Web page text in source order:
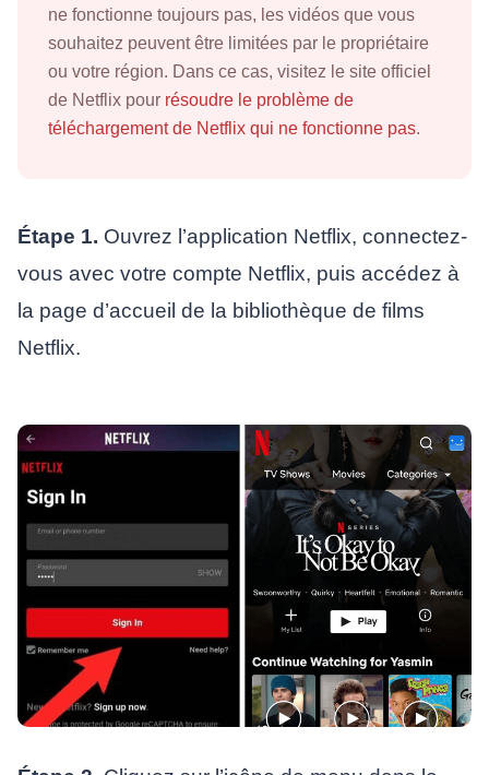
ne fonctionne toujours pas, les vidéos que vous
souhaitez peuvent être limitées par le propriétaire
ou votre région. Dans ce cas, visitez le site officiel
de Netflix pour résoudre le problème de
téléchargement de Netflix qui ne fonctionne pas.
Étape 1. Ouvrez l’application Netflix, connectez-
vous avec votre compte Netflix, puis accédez à
la page d’accueil de la bibliothèque de films
Netflix.